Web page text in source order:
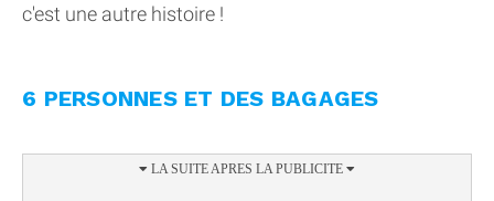
c'est une autre histoire !
6 PERSONNES ET DES BAGAGES